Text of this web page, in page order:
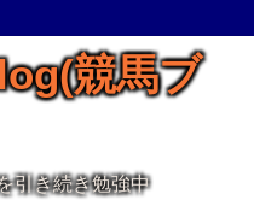
競馬ブ
引き続き勉強中